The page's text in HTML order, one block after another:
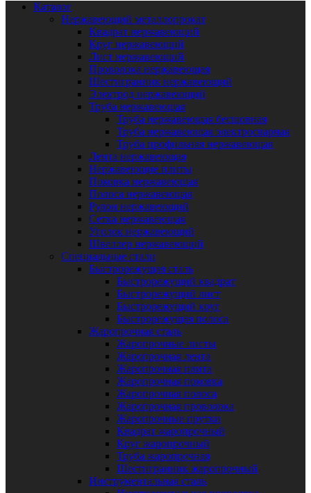
Каталог
Нержавеющий металлопрокат
Квадрат нержавеющий
Круг нержавеющий
Лист нержавеющий
Проволока нержавеющая
Шестигранник нержавеющий
Электрод нержавеющий
Труба нержавеющая
Труба нержавеющая бесшовная
Труба нержавеющая электросварная
Труба профильная нержавеющая
Лента нержавеющая
Нержавеющие плиты
Поковка нержавеющая
Полоса нержавеющая
Рулон нержавеющий
Сетка нержавеющая
Уголок нержавеющий
Швеллер нержавеющий
Специальные стали
Быстрорежущая сталь
Быстрорежущий квадрат
Быстрорежущий лист
Быстрорежущий круг
Быстрорежущая полоса
Жаропрочная сталь
Жаропрочные листы
Жаропрочная лента
Жаропрочная плита
Жаропрочная поковка
Жаропрочная полоса
Жаропрочная проволока
Жаропрочные прутки
Квадрат жаропрочный
Круг жаропрочный
Труба жаропрочная
Шестигранник жаропрочный
Инструментальная сталь